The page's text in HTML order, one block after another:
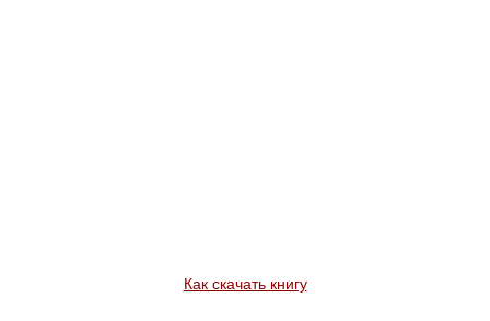
Как скачать книгу